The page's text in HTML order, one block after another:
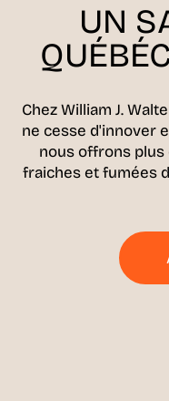
UN
Chez William J.
ne cesse d'innover
nous offrons
fraiches et fumées